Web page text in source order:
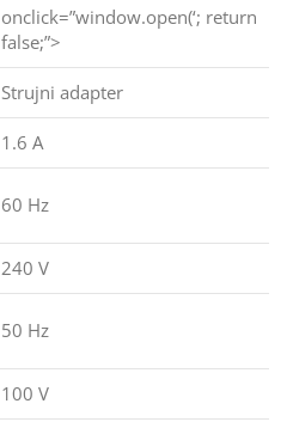
onclick=”window.open(‘; return
false;”>
Strujni adapter
1.6 A
60 Hz
240 V
50 Hz
100 V